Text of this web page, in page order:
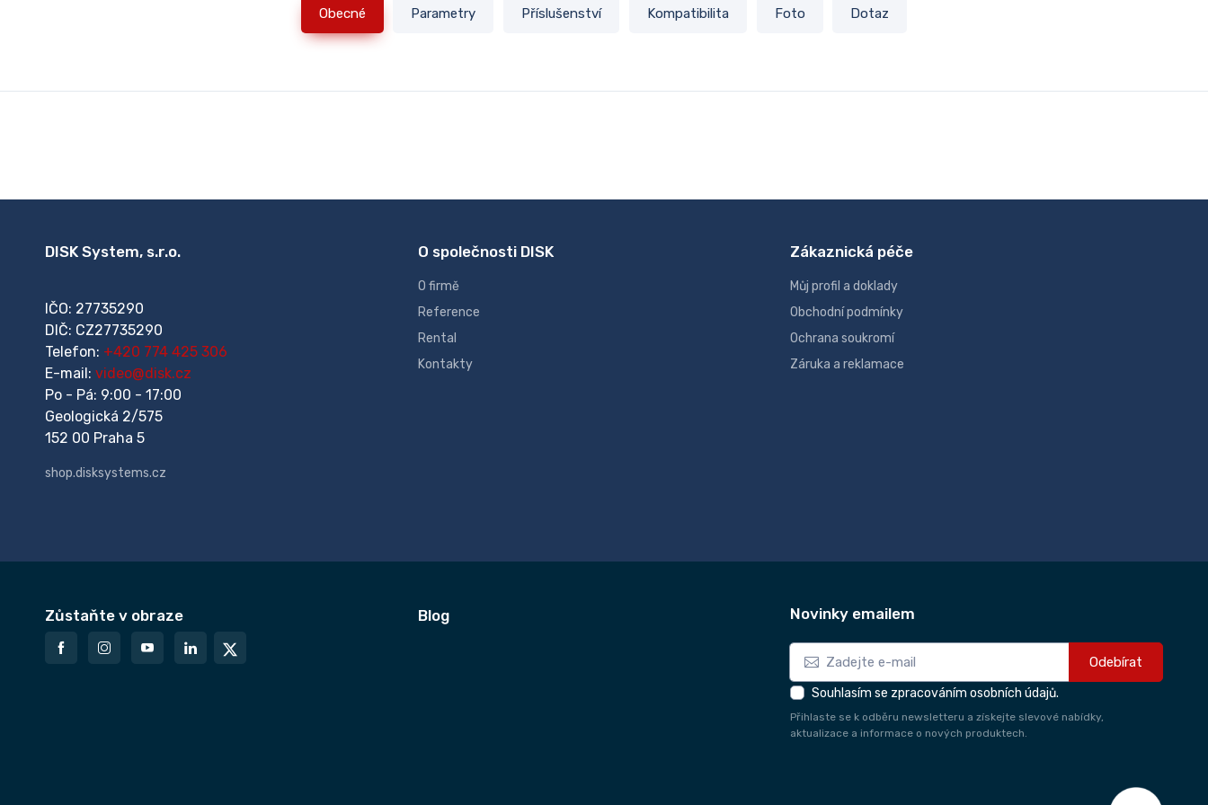
Obecné Parametry Příslušenství Kompatibilita Foto Dotaz
DISK System, s.r.o.
IČO: 27735290
DIČ: CZ27735290
Telefon: +420 774 425 306
E-mail: video@disk.cz
Po - Pá: 9:00 - 17:00
Geologická 2/575
152 00 Praha 5
shop.disksystems.cz
O společnosti DISK
O firmě
Reference
Rental
Kontakty
Zákaznická péče
Můj profil a doklady
Obchodní podmínky
Ochrana soukromí
Záruka a reklamace
Zůstaňte v obraze Blog Novinky emailem
Odebírat
Souhlasím se zpracováním osobních údajů.
Přihlaste se k odběru newsletteru a získejte slevové nabídky,
aktualizace a informace o nových produktech.